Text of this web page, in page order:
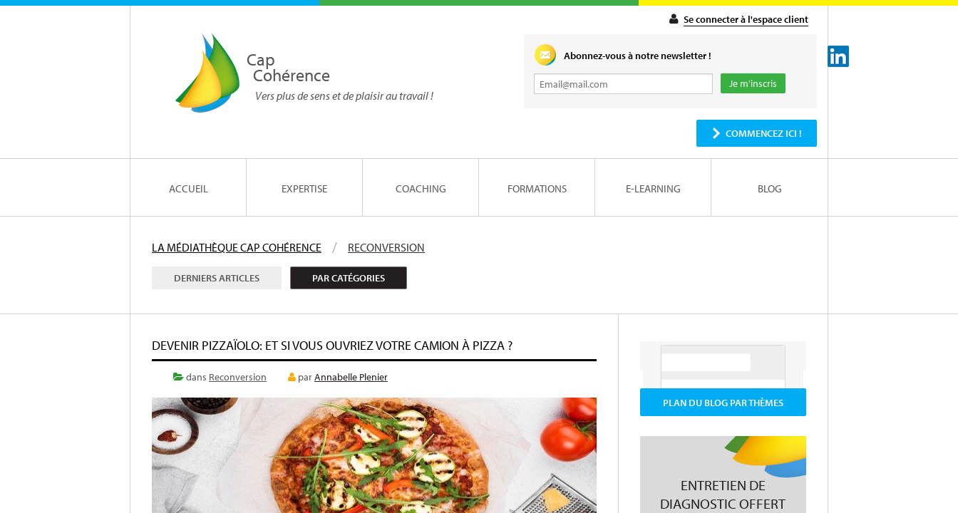
Cap
Cohérence
Vers plus de sens et de plaisir au travail !
Abonnez-vous à notre newsletter !
COMMENCEZ ICI !
Se connecter à l'espace client
ACCUEIL EXPERTISE COACHING FORMATIONS E-LEARNING BLOG
LA MÉDIATHÈQUE CAP COHÉRENCE RECONVERSION
DERNIERS ARTICLES PAR CATÉGORIES
DEVENIR PIZZAÏOLO: ET SI VOUS OUVRIEZ VOTRE CAMION À PIZZA ?
dans Reconversion parAnnabelle Plenier
PLAN DU BLOG PAR THÈMES
ENTRETIEN DE
DIAGNOSTIC OFFERT